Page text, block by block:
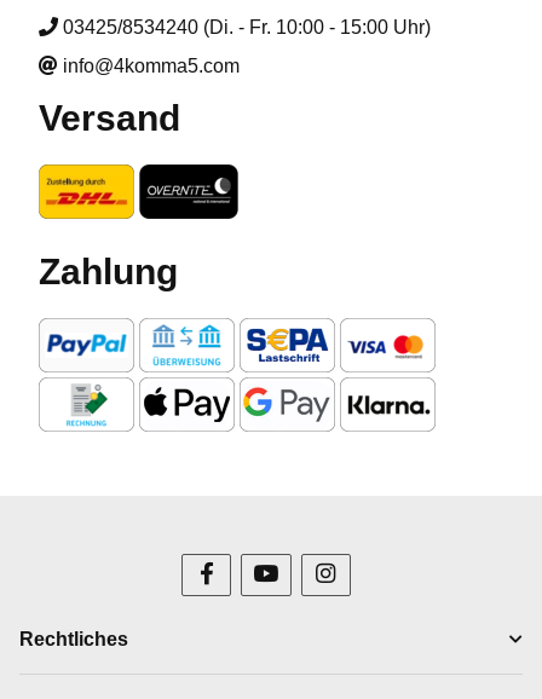
03425/8534240 (Di. - Fr. 10:00 - 15:00 Uhr)
info@4komma5.com
Versand
Zahlung
Rechtliches